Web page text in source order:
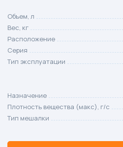
Объем, л
Вес, кг
Расположение
Серия
Тип эксплуатации
Назначение
Плотность вещества (макс), г/с
Тип мешалки